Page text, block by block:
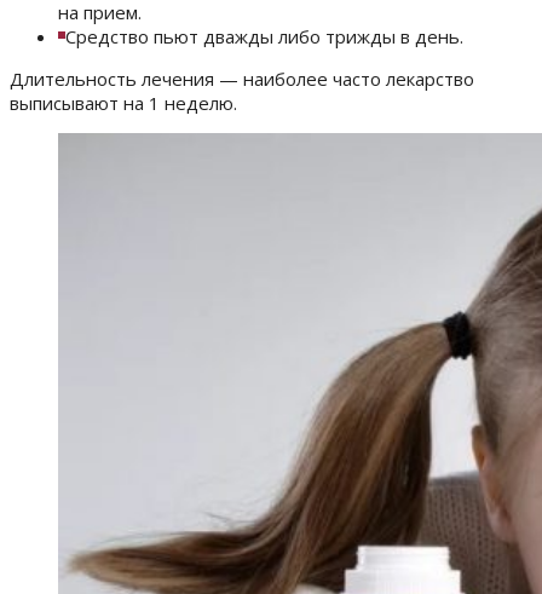
на прием.
Средство пьют дважды либо трижды в день.
Длительность лечения — наиболее часто лекарство
выписывают на 1 неделю.